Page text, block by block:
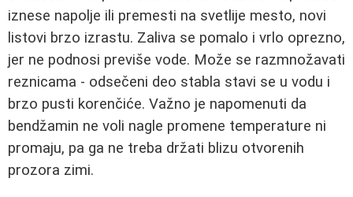
iznese napolje ili premesti na svetlije mesto, novi
listovi brzo izrastu. Zaliva se pomalo i vrlo oprezno,
jer ne podnosi previše vode. Može se razmnožavati
reznicama - odsečeni deo stabla stavi se u vodu i
brzo pusti korenčiće. Važno je napomenuti da
bendžamin ne voli nagle promene temperature ni
promaju, pa ga ne treba držati blizu otvorenih
prozora zimi.